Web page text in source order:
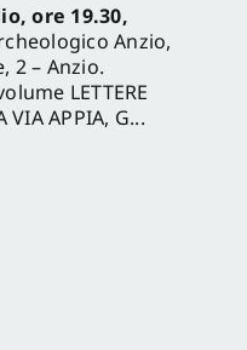
ore 19.30,
Anzio,
2 – Anzio.
LETTERE
VIA APPIA, G...